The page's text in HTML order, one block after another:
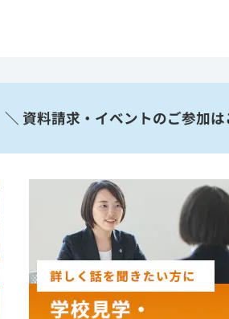
＼ 資料請求・イベントのご参加は